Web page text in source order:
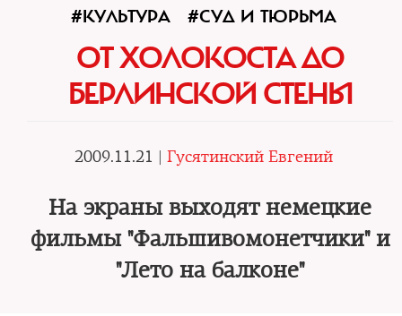
#КУЛЬТУРА #СУД И ТЮРЬМА
ОТ ХОЛОКОСТА ДО
БЕРЛИНСКОЙ СТЕНЫ
2009.11.21 | Гусятинский Евгений
На экраны выходят немецкие
фильмы "Фальшивомонетчики" и
"Лето на балконе"